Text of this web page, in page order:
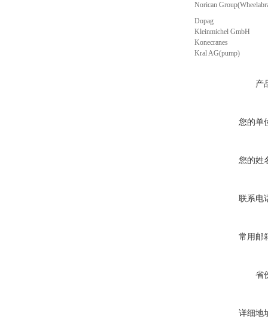
Norican
Dopag
Kleinmichel GmbH
Konecranes
Kral AG(pump)
产
您的单
您的姓
联系电
常用邮
省
详细地